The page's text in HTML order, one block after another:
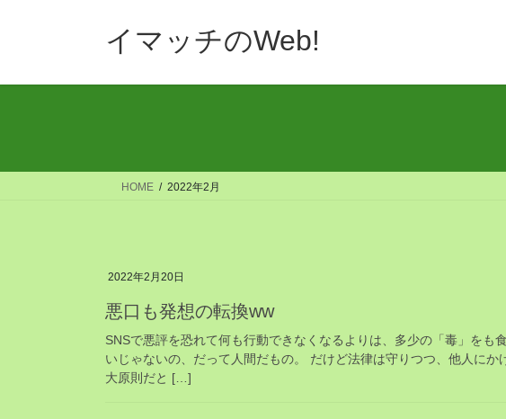
イマッチのWeb!
HOME 2022年2月
2022年2月20日
悪口も発想の転換ww
SNSで悪評を恐れて何も行動できなくなるよりは、多少の「毒」をも
いじゃないの、だって人間だもの。 だけど法律は守りつつ、他人に
大原則だと […]